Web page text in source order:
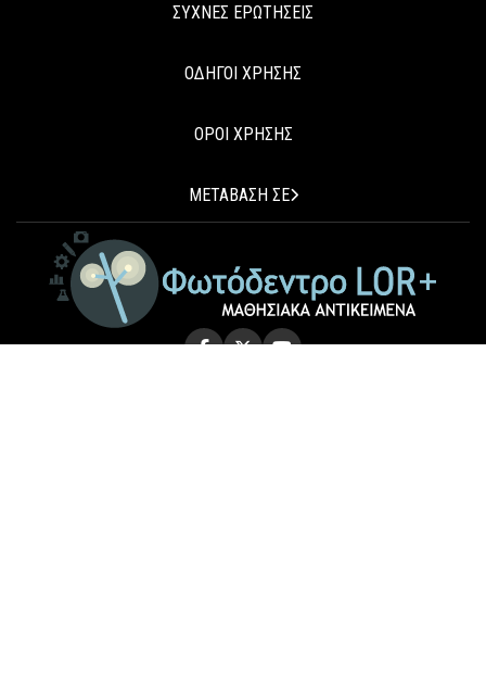
ΣΥΧΝΕΣ ΕΡΩΤΗΣΕΙΣ
ΟΔΗΓΟΙ ΧΡΗΣΗΣ
ΟΡΟΙ ΧΡΗΣΗΣ
ΜΕΤΑΒΑΣΗ ΣΕ